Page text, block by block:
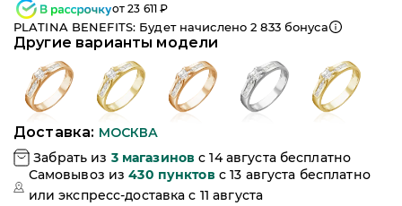
от23 611 ₽
PLATINA BENEFITS: Будет начислено2 833 бонуса
Другие варианты модели
Доставка: МОСКВА
Забрать из 3магазинов c 14 августа бесплатно
Самовывоз из430 пунктов c 13 августа бесплатно
илиэкспресс-доставка c 11 августа